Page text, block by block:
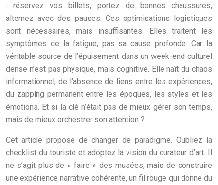
: réservez vos billets, portez de bonnes chaussures,
alternez avec des pauses. Ces optimisations logistiques
sont nécessaires, mais insuffisantes. Elles traitent les
symptômes de la fatigue, pas sa cause profonde. Car la
véritable source de l’épuisement dans un week-end culturel
dense n’est pas physique, mais cognitive. Elle naît du chaos
informationnel, de l’absence de liens entre les expériences,
du zapping permanent entre les époques, les styles et les
émotions. Et si la clé n’était pas de mieux gérer son temps,
mais de mieux orchestrer son attention ?
Cet article propose de changer de paradigme. Oubliez la
checklist du touriste et adoptez la vision du curateur d’art. Il
ne s’agit plus de « faire » des musées, mais de construire
une expérience narrative cohérente, un fil rouge qui donne du